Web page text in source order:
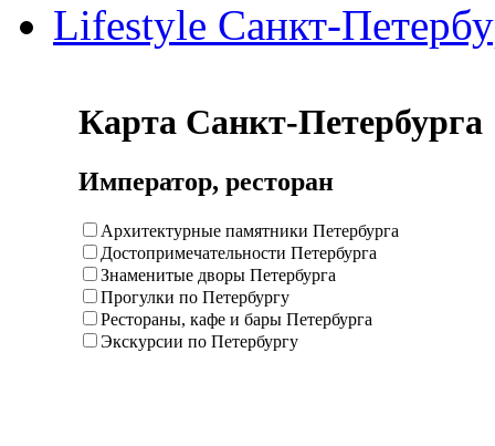
Lifestyle Санкт-
Карта Санкт-Петербурга
Император, ресторан
Архитектурные памятники Петербурга
Достопримечательности Петербурга
Знаменитые дворы Петербурга
Прогулки по Петербургу
Рестораны, кафе и бары Петербурга
Экскурсии по Петербургу